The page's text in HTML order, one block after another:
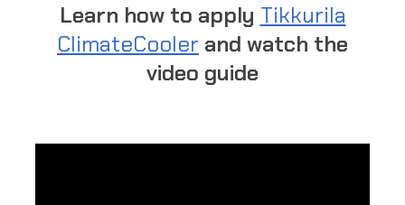
Learn how to apply Tikkurila
ClimateCooler and watch the
video guide